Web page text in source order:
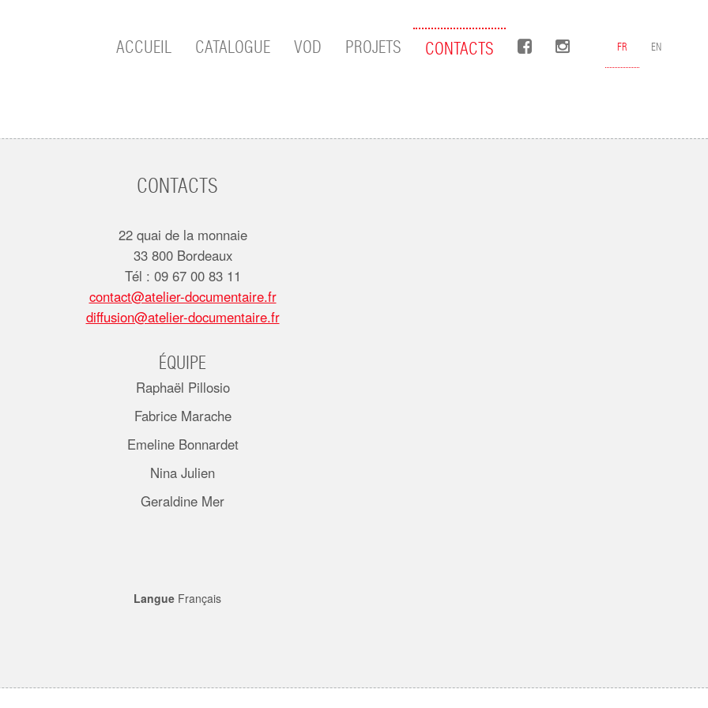
ACCUEIL CATALOGUE VOD PROJETS CONTACTS FACEBOOKINSTAGRAM
FR EN
CONTACTS
22 quai de la monnaie
33 800 Bordeaux
Tél : 09 67 00 83 11
contact@atelier-documentaire.fr
diffusion@atelier-documentaire.fr
ÉQUIPE
Raphaël Pillosio
Fabrice Marache
Emeline Bonnardet
Nina Julien
Geraldine Mer
LangueFrançais